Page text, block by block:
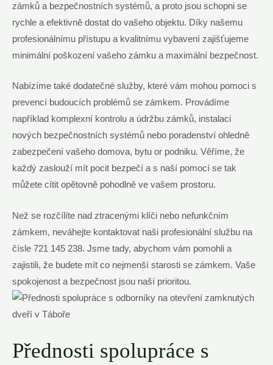
zámků a bezpečnostních systémů, a proto jsou schopni se
rychle ‌a efektivně dostat do vašeho objektu. Díky našemu
profesionálnímu přístupu a kvalitnímu vybavení zajišťujeme
minimální poškození vašeho zámku a maximální ‌bezpečnost.
Nabízíme také ⁣dodatečné služby, ⁣které vám mohou pomoci s
prevencí budoucích problémů se zámkem. Provádíme
například komplexní kontrolu a údržbu zámků,‍ instalaci
nových bezpečnostních systémů nebo poradenství ohledně
zabezpečení vašeho domova, bytu or podniku. Věříme, že
každý zaslouží mít​ pocit bezpečí a s naší pomocí se tak
můžete cítit opětovně pohodlně ve ⁣vašem ​prostoru.
Než se rozčílíte nad ⁢ztracenými klíči nebo ​nefunkčním
zámkem, neváhejte⁢ kontaktovat naši profesionální službu na
čísle 721 145 ‍238.⁢ Jsme tady, abychom vám pomohli a
zajistili, ⁢že ​budete ‌mít co nejmenší starosti se zámkem. Vaše
spokojenost a bezpečnost jsou naší ‍prioritou.
Přednosti spolupráce​ s‌